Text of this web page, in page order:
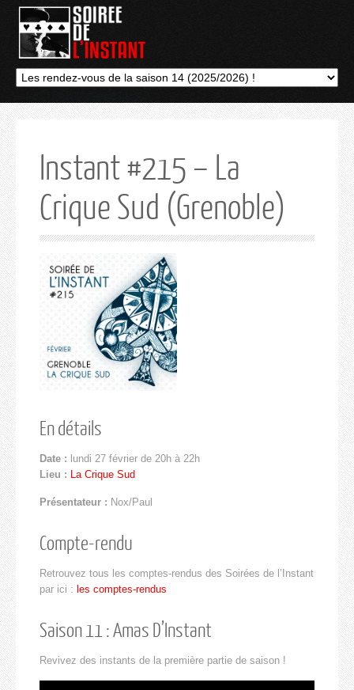
Instant #215 – La
Crique Sud (Grenoble)
En détails
Date : lundi 27 février de 20h à 22h
Lieu : La Crique Sud
Présentateur : Nox/Paul
Compte-rendu
Retrouvez tous les comptes-rendus des Soirées de l’Instant
par ici : les comptes-rendus
Saison 11 : Amas D’Instant
Revivez des instants de la première partie de saison !